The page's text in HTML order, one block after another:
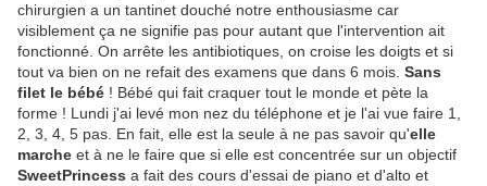
chirurgien a un tantinet douché notre enthousiasme car
visiblement ça ne signifie pas pour autant que l'intervention ait
fonctionné. On arrête les antibiotiques, on croise les doigts et si
tout va bien on ne refait des examens que dans 6 mois. Sans
filet le bébé ! Bébé qui fait craquer tout le monde et pète la
forme ! Lundi j'ai levé mon nez du téléphone et je l'ai vue faire 1,
2, 3, 4, 5 pas. En fait, elle est la seule à ne pas savoir qu'elle
marche et à ne le faire que si elle est concentrée sur un objectif
SweetPrincess a fait des cours d'essai de piano et d'alto et